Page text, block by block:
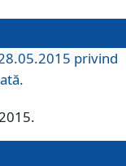
privind